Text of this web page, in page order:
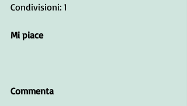
Condivisioni: 1
Mi piace
Commenta